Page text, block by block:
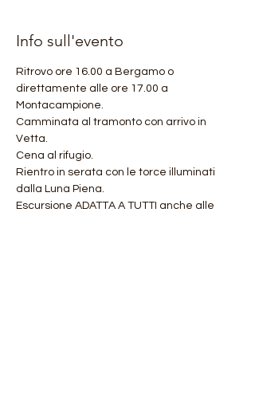
Info sull'evento
Ritrovo ore 16.00 a Bergamo o
direttamente alle ore 17.00 a
Montacampione.
Camminata al tramonto con arrivo in
Vetta.
Cena al rifugio.
Rientro in serata con le torce illuminati
dalla Luna Piena.
Escursione ADATTA A TUTTI anche alle